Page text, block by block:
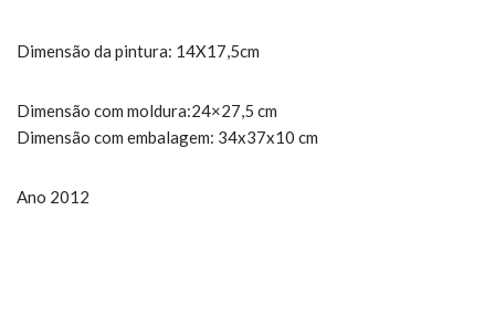
Dimensão da pintura: 14X17,5cm
Dimensão com moldura:24×27,5 cm
Dimensão com embalagem: 34x37x10 cm
Ano 2012